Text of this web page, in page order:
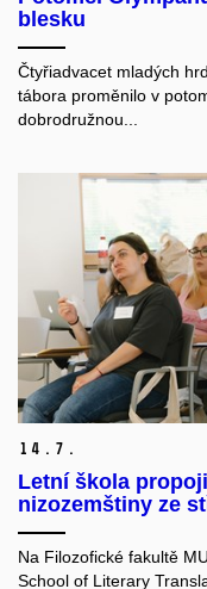
blesku
Čtyřiadvacet mladých
tábora proměnilo v
dobrodružnou...
14. 7.
Letní škola
nizozemštiny ze
Na Filozofické fakultě
School of Literary